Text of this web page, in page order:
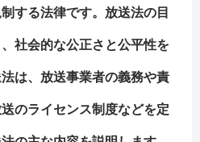
する法律です。放送法の目
社会的な公正さと公平性を
は、放送事業者の義務や責
のライセンス制度などを定